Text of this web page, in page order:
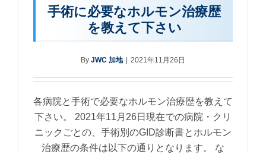
手術に必要なホルモン治療歴
を教えて下さい
By JWC 加地 2021年11月26日
各病院と手術で必要なホルモン治療歴を教えて
下さい。 2021年11月26日現在での病院・クリ
ニックごとの、手術別のGID診断書とホルモン
治療歴の条件は以下の通りとなります。 な